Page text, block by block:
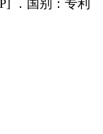
．国别：专利